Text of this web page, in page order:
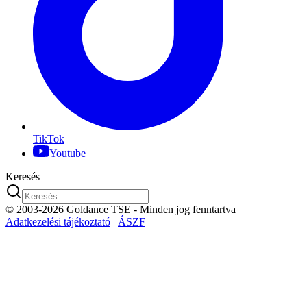
TikTok
Youtube
Keresés
© 2003-2026 Goldance TSE - Minden jog fenntartva
Adatkezelési tájékoztató
ÁSZF